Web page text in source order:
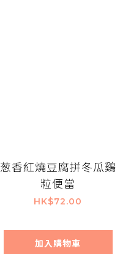
葱香紅燒豆腐拼冬瓜鷄
粒便當
HK$72.00
加入購物車